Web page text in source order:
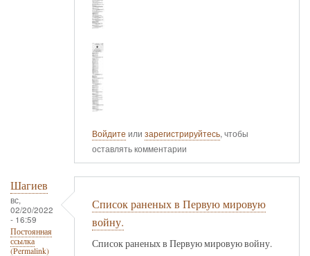
Войдите или зарегистрируйтесь, чтобы
оставлять комментарии
Шагиев
вс,
02/20/2022
- 16:59
Постоянная
ссылка
(Permalink)
Список раненых в Первую мировую
войну.
Список раненых в Первую мировую войну.